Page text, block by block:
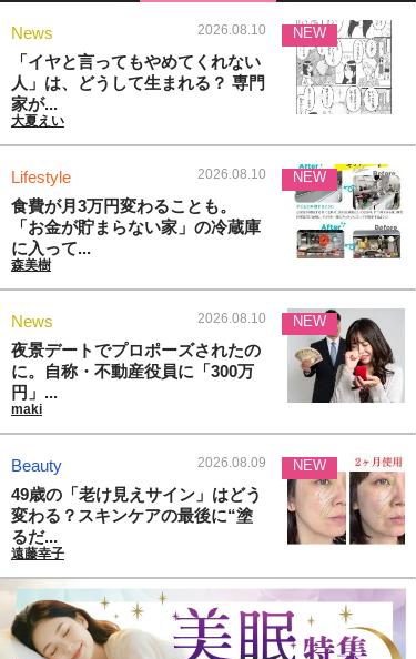
News 2026.08.10
「イヤと言ってもやめてくれない
人」は、どうして生まれる？ 専門
家が...
大夏えい
NEW
Lifestyle 2026.08.10
食費が月3万円変わることも。
「お金が貯まらない家」の冷蔵庫
に入って...
森美樹
NEW
News 2026.08.10
夜景デートでプロポーズされたの
に。自称・不動産役員に「300万
円」...
maki
NEW
Beauty 2026.08.09
49歳の「老け見えサイン」はどう
変わる？スキンケアの最後に“塗
るだ...
遠藤幸子
NEW